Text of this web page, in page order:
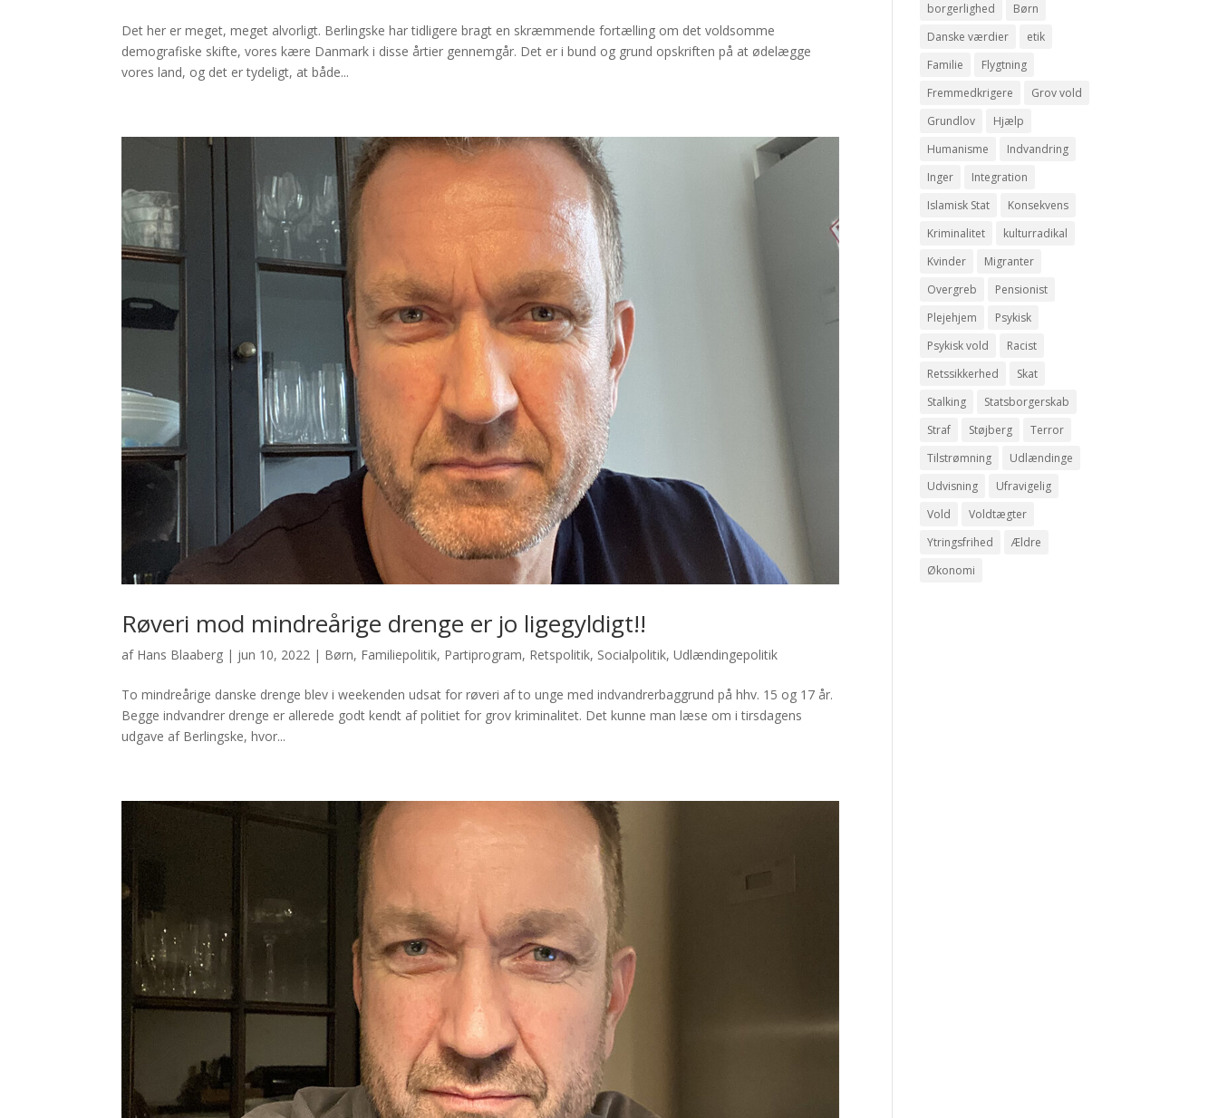
Det her er meget, meget alvorligt. Berlingske har tidligere bragt en skræmmende fortælling om det voldsomme
demografiske skifte, vores kære Danmark i disse årtier gennemgår. Det er i bund og grund opskriften på at ødelægge
vores land, og det er tydeligt, at både...
Røveri mod mindreårige drenge er jo ligegyldigt!!
af Hans Blaaberg | jun 10, 2022 | Børn, Familiepolitik, Partiprogram, Retspolitik, Socialpolitik,Udlændingepolitik
To mindreårige danske drenge blev i weekenden udsat for røveri af to unge med indvandrerbaggrund på hhv. 15 og 17 år.
Begge indvandrer drenge er allerede godt kendt af politiet for grov kriminalitet. Det kunne man læse om i tirsdagens
udgave af Berlingske, hvor...
borgerlighed
Børn
Danske værdier
etik
Familie
Flygtning
Fremmedkrigere
Grov vold
Grundlov
Hjælp
Humanisme
Indvandring
Inger
Integration
Islamisk Stat
Konsekvens
Kriminalitet
kulturradikal
Kvinder
Migranter
Overgreb
Pensionist
Plejehjem
Psykisk
Psykisk vold
Racist
Retssikkerhed
Skat
Stalking
Statsborgerskab
Straf
Støjberg
Terror
Tilstrømning
Udlændinge
Udvisning
Ufravigelig
Vold
Voldtægter
Ytringsfrihed
Ældre
Økonomi